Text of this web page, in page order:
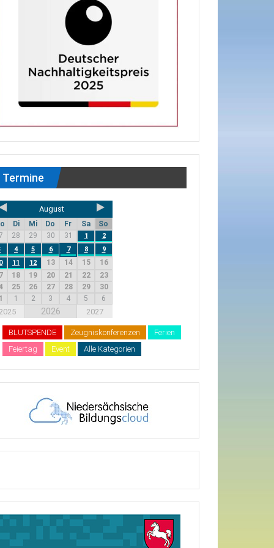
Termine
August
Di Mi Do Fr Sa
So
28 29 30 31 1
2
4 5 6 7 8
9
11 12 13 14 15
16
18 19 20 21 22
23
25 26 27 28 29
30
1 2 3 4 5 6
2025 2026 2027
BLUTSPENDE Zeugniskonferenzen
Ferien
Feiertag
Event Alle Kategorien